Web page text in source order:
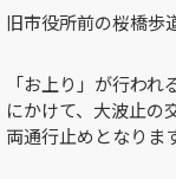
旧市役所前の桜橋歩
「お上り」が行わ
にかけて、大波止の
両通行止めとなりま